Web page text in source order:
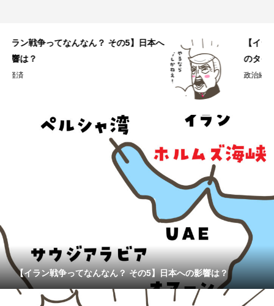
【イラン戦争ってなんなん？ その4】なぜこ
【イラン戦争ってなんなん？ その5】日本への影響は？